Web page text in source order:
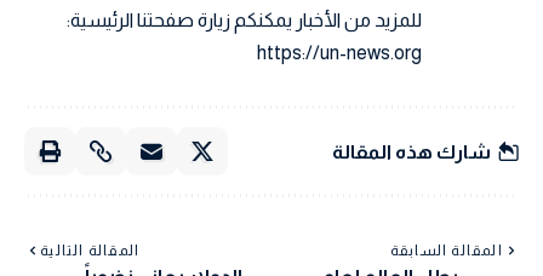
للمزيد من الأخبار يمكنكم زيارة صفحتنا الرئيسية:
https://un-news.org
شارك هذه المقالة
المقالة السابقة المقالة التالية